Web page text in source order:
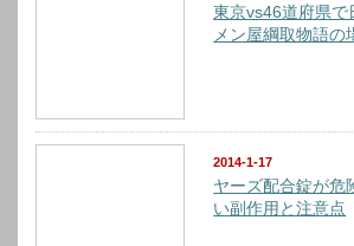
東京vs46道府県で
メン屋綱取物語の
2014-1-17
ヤーズ配合錠が危
い副作用と注意点